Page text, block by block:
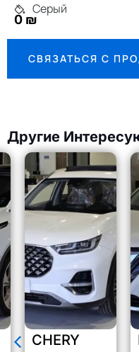
Серый
0 ₪
СВЯЗАТЬСЯ С
Другие
CHERY